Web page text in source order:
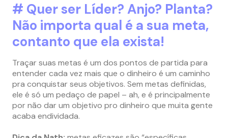
# Quer ser Líder? Anjo? Planta?
Não importa qual é a sua meta,
contanto que ela exista!
Traçar suas metas é um dos pontos de partida para
entender cada vez mais que o dinheiro é um caminho
pra conquistar seus objetivos. Sem metas definidas,
ele é só um pedaço de papel – ah, e é principalmente
por não dar um objetivo pro dinheiro que muita gente
acaba endividada.